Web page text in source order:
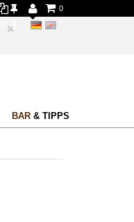
×
0
BAR& TIPPS